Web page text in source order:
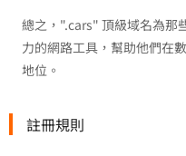
總之，".cars" 頂級域名為那
力的網路工具，幫助他們在
地位。
註冊規則